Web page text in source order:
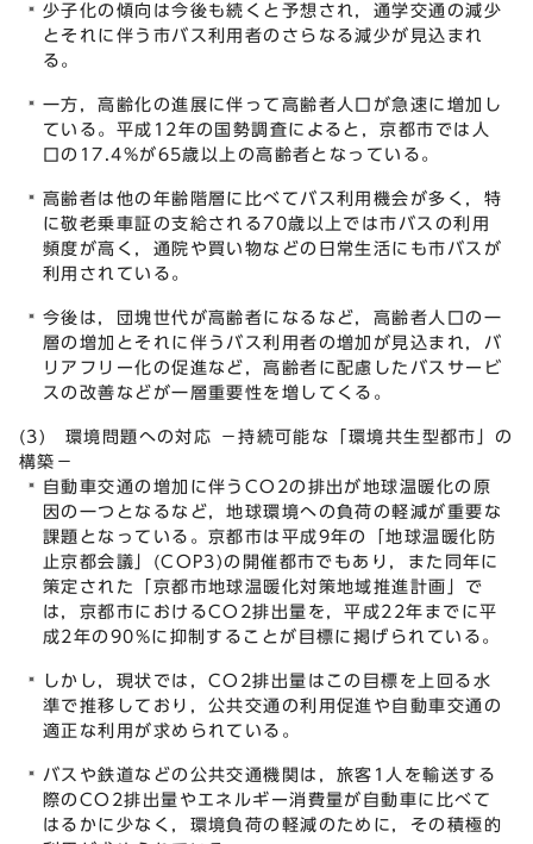
少子化の傾向は今後も続くと予想され，通学交通の減少
とそれに伴う市バス利用者のさらなる減少が見込まれ
る。
一方，高齢化の進展に伴って高齢者人口が急速に増加し
ている。平成12年の国勢調査によると，京都市では人
口の17.4%が65歳以上の高齢者となっている。
高齢者は他の年齢階層に比べてバス利用機会が多く，特
に敬老乗車証の支給される70歳以上では市バスの利用
頻度が高く，通院や買い物などの日常生活にも市バスが
利用されている。
今後は，団塊世代が高齢者になるなど，高齢者人口の一
層の増加とそれに伴うバス利用者の増加が見込まれ，バ
リアフリー化の促進など，高齢者に配慮したバスサービ
スの改善などが一層重要性を増してくる。
(3) 環境問題への対応 －持続可能な「環境共生型都市」の
構築－
自動車交通の増加に伴うCO2の排出が地球温暖化の原
因の一つとなるなど，地球環境への負荷の軽減が重要な
課題となっている。京都市は平成9年の「地球温暖化防
止京都会議」(COP3)の開催都市でもあり，また同年に
策定された「京都市地球温暖化対策地域推進計画」で
は，京都市におけるCO2排出量を，平成22年までに平
成2年の90%に抑制することが目標に掲げられている。
しかし，現状では，CO2排出量はこの目標を上回る水
準で推移しており，公共交通の利用促進や自動車交通の
適正な利用が求められている。
バスや鉄道などの公共交通機関は，旅客1人を輸送する
際のCO2排出量やエネルギー消費量が自動車に比べて
はるかに少なく，環境負荷の軽減のために，その積極的